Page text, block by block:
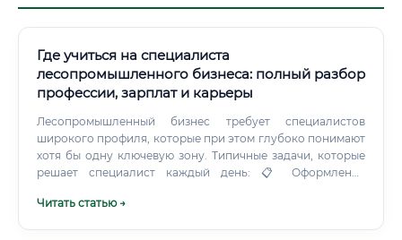
Где учиться на специалиста
лесопромышленного бизнеса: полный разбор
профессии, зарплат и карьеры
Лесопромышленный бизнес требует специалистов
широкого профиля, которые при этом глубоко понимают
хотя бы одну ключевую зону. Типичные задачи, которые
решает специалист каждый день: 📋 Оформление
📋 Контроль лесозаготовительных бригад и техники 📋
Читать статью →